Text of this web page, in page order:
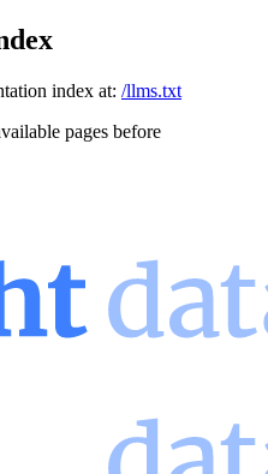
index at: /llms.txt
pages before